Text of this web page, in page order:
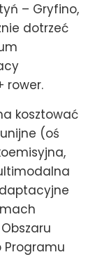
– Gryfino,
dotrzeć
rower.
kosztować
(oś
Programu